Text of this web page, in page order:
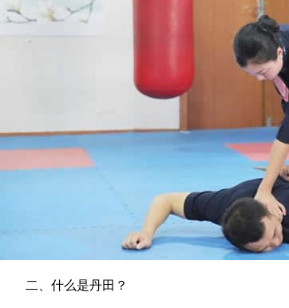
二、什么是丹田？